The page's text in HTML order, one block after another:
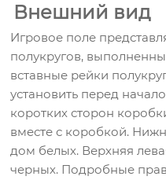
Внешний вид
Игровое поле
полукругов,
вставные рейки
установить перед
коротких сторон
вместе с коробкой.
дом белых. Верхняя
черных. Подробные